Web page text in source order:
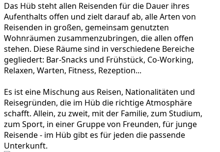
Das Hüb steht allen Reisenden für die Dauer ihres
Aufenthalts offen und zielt darauf ab, alle Arten von
Reisenden in großen, gemeinsam genutzten
Wohnräumen zusammenzubringen, die allen offen
stehen. Diese Räume sind in verschiedene Bereiche
gegliedert: Bar-Snacks und Frühstück, Co-Working,
Relaxen, Warten, Fitness, Rezeption...
Es ist eine Mischung aus Reisen, Nationalitäten und
Reisegründen, die im Hüb die richtige Atmosphäre
schafft. Allein, zu zweit, mit der Familie, zum Studium,
zum Sport, in einer Gruppe von Freunden, für junge
Reisende - im Hüb gibt es für jeden die passende
Unterkunft.